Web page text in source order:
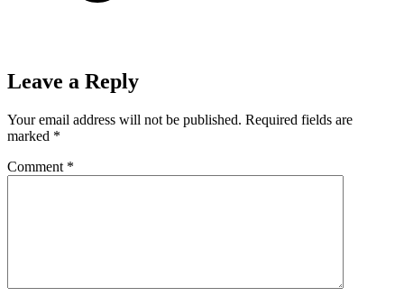
Leave a Reply
Your email address will not be published. Required fields are
marked *
Comment *